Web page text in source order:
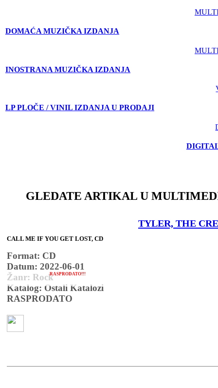
DOMAĆA MUZIČKA IZDANJA
INOSTRANA MUZIČKA IZDANJA
LP PLOČE / VINIL IZDANJA U PRODAJI
GLEDATE ARTIKAL U
RASPRODATO!!!
TYLER, THE
CALL ME IF YOU GET LOST, CD
Format: CD
Datum: 2022-06-01
Žanr: Rock
Katalog: Ostali Katalozi
RASPRODATO